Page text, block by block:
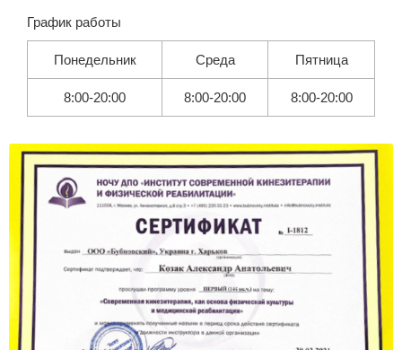
График работы
Понедельник Среда Пятница
8:00-20:00 8:00-20:00 8:00-20:00